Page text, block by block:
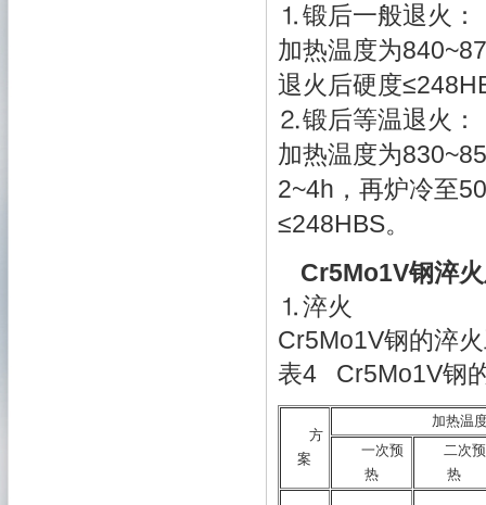
⒈锻后一般退火：
加热温度为
退火后硬度
⒉锻后等温退火：
加热温度为
2~4h，再炉冷至
≤248HBS。
Cr5Mo1V钢淬
⒈淬火
Cr5Mo1V钢的淬
表4 Cr5Mo1V钢
方
案
加热温
一次预
热
二次预
热